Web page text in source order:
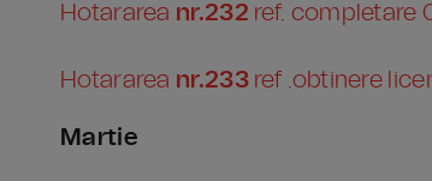
Hotararea nr.232 ref. completare
Hotararea nr.233 ref .obtinere
Martie